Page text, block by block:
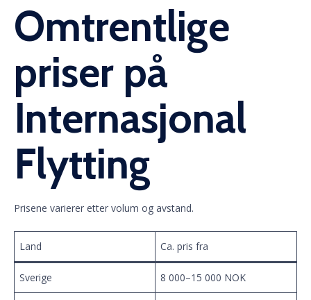
Omtrentlige
priser på
Internasjonal
Flytting
Prisene varierer etter volum og avstand.
Land Ca. pris fra
Sverige 8 000–15 000 NOK